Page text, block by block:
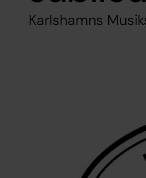
Karlshamns